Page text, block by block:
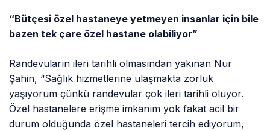
“Bütçesi özel hastaneye yetmeyen insanlar için bile
bazen tek çare özel hastane olabiliyor”
Randevuların ileri tarihli olmasından yakınan Nur
Şahin, “Sağlık hizmetlerine ulaşmakta zorluk
yaşıyorum çünkü randevular çok ileri tarihli oluyor.
Özel hastanelere erişme imkanım yok fakat acil bir
durum olduğunda özel hastaneleri tercih ediyorum,